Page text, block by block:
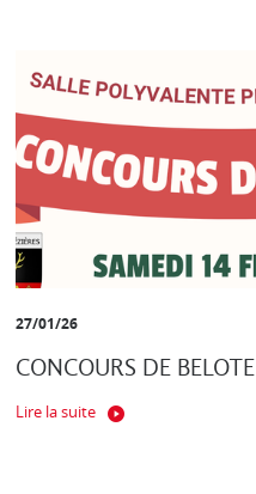
27/01/26
CONCOURS DE BELOTE
Lire la suite